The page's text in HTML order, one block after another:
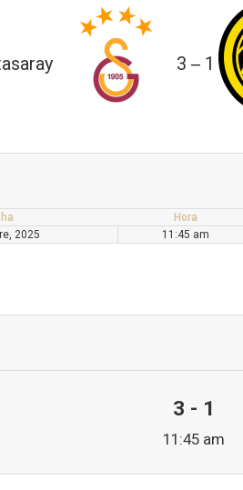
3 — 1
Hora
2025
11:45 am
3 - 1
11:45 am